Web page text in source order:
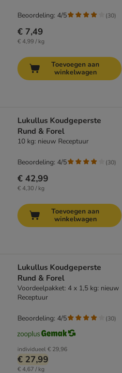
€ 7,49
€ 4,99 / kg
Beoordeling: 4/5 (30)
Toevoegen aan
winkelwagen
Lukullus Koudgeperste
Rund & Forel
10 kg: nieuw Receptuur
€ 42,99
€ 4,30 / kg
Beoordeling: 4/5 (30)
Toevoegen aan
winkelwagen
Lukullus Koudgeperste
Rund & Forel
Voordeelpakket: 4 x 1,5 kg: nieuw
Receptuur
individueel€ 29,96
€ 27,99
€ 4,67 / kg
Beoordeling: 4/5 (30)